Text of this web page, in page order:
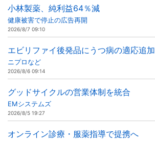
小林製薬、純利益64％減
健康被害で停止の広告再開
2026/8/7 09:10
エビリファイ後発品にうつ病の適応追加
ニプロなど
2026/8/6 09:14
グッドサイクルの営業体制を統合
EMシステムズ
2026/8/5 19:27
オンライン診療・服薬指導で提携へ